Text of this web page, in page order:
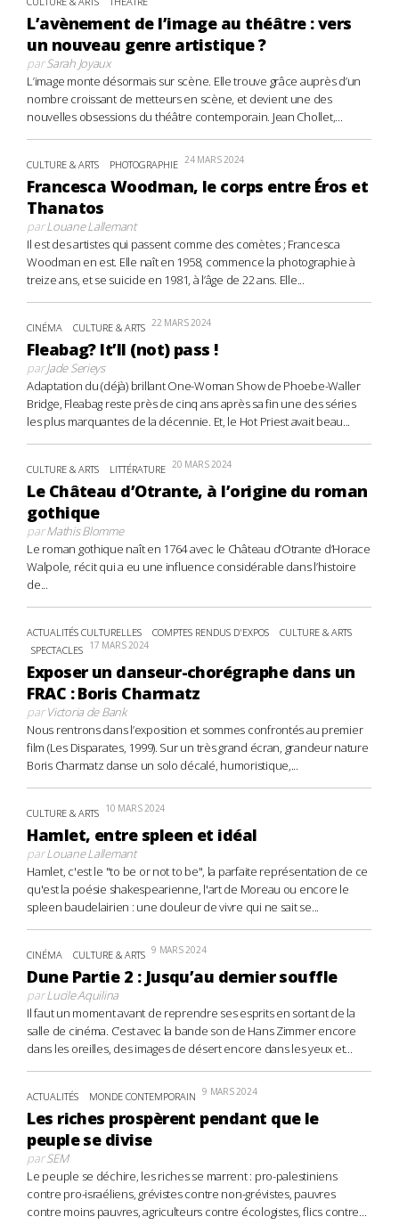
L’avènement de l’image au théâtre : vers
un nouveau genre artistique ?
parSarah Joyaux
L’image monte désormais sur scène. Elle trouve grâce auprès d’un
nombre croissant de metteurs en scène, et devient une des
nouvelles obsessions du théâtre contemporain. Jean Chollet,...
CULTURE & ARTS PHOTOGRAPHIE 24 MARS 2024
Francesca Woodman, le corps entre Éros et
Thanatos
parLouane Lallemant
Il est des artistes qui passent comme des comètes ; Francesca
Woodman en est. Elle naît en 1958, commence la photographie à
treize ans, et se suicide en 1981, à l’âge de 22 ans. Elle...
CINÉMA CULTURE & ARTS 22 MARS 2024
Fleabag? It’ll (not) pass !
parJade Serieys
Adaptation du (déjà) brillant One-Woman Show de Phoebe-Waller
Bridge, Fleabag reste près de cinq ans après sa fin une des séries
les plus marquantes de la décennie. Et, le Hot Priest avait beau...
CULTURE & ARTS LITTÉRATURE 20 MARS 2024
Le Château d’Otrante, à l’origine du roman
gothique
parMathis Blomme
Le roman gothique naît en 1764 avec le Château d’Otrante d’Horace
Walpole, récit qui a eu une influence considérable dans l’histoire
de...
ACTUALITÉS CULTURELLES COMPTES RENDUS D'EXPOS
CULTURE & ARTS
SPECTACLES 17 MARS 2024
Exposer un danseur-chorégraphe dans un
FRAC : Boris Charmatz
parVictoria de Bank
Nous rentrons dans l’exposition et sommes confrontés au premier
film (Les Disparates, 1999). Sur un très grand écran, grandeur nature
Boris Charmatz danse un solo décalé, humoristique,...
CULTURE & ARTS 10 MARS 2024
Hamlet, entre spleen et idéal
parLouane Lallemant
Hamlet, c'est le "to be or not to be", la parfaite représentation de ce
qu'est la poésie shakespearienne, l'art de Moreau ou encore le
spleen baudelairien : une douleur de vivre qui ne sait se...
CINÉMA CULTURE & ARTS 9 MARS 2024
Dune Partie 2 : Jusqu’au dernier souffle
parLucile Aquilina
Il faut un moment avant de reprendre ses esprits en sortant de la
salle de cinéma. C’est avec la bande son de Hans Zimmer encore
dans les oreilles, des images de désert encore dans les yeux et...
ACTUALITÉS MONDE CONTEMPORAIN 9 MARS 2024
Les riches prospèrent pendant que le
peuple se divise
parSEM
Le peuple se déchire, les riches se marrent : pro-palestiniens
contre pro-israéliens, grévistes contre non-grévistes, pauvres
contre moins pauvres, agriculteurs contre écologistes, flics contre...